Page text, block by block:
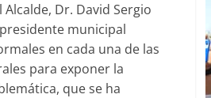
Dr. David Sergio
municipal
en cada una de las
para exponer la
que se ha